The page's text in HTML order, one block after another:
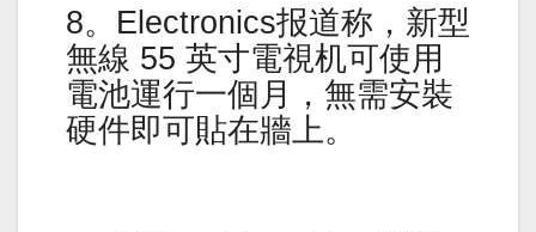
8。Electronics报道称，新型
無線 55 英寸電視机可使用
電池運行一個月，無需安裝
硬件即可貼在牆上。